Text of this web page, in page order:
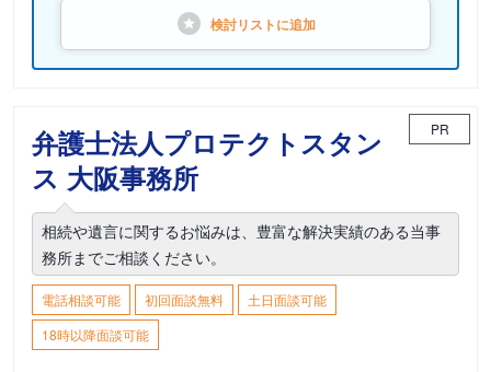
検討リストに追加
弁護士法人プロテクトスタン
ス 大阪事務所
PR
相続や遺言に関するお悩みは、豊富な解決実績のある当事
務所までご相談ください。
電話相談可能 初回面談無料
土日面談可能
18時以降面談可能